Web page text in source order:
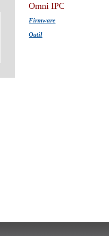
Omni IPC
Firmware
Outil